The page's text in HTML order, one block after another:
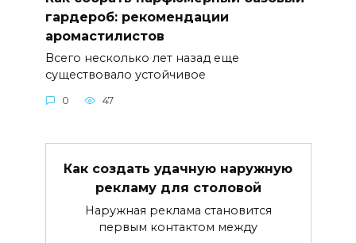
гардероб: рекомендации
аромастилистов
Всего несколько лет назад еще
существовало устойчивое
0 47
Как создать удачную наружную
рекламу для столовой
Наружная реклама становится
первым контактом между